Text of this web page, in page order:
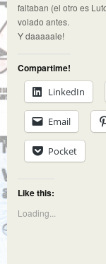
faltaban (el otro es
volado antes.
Y daaaaale!
Compartime!
LinkedIn
Email
Pocket
Like this:
Loading...